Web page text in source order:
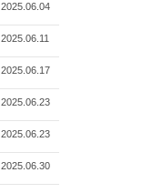
2025.06.04
2025.06.11
2025.06.17
2025.06.23
2025.06.23
2025.06.30